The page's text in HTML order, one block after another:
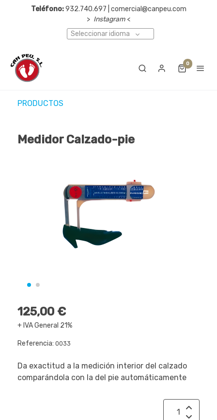
Teléfono:932.740.697 | comercial@canpeu.com
> Instagram <
Seleccionar idioma
0
PRODUCTOS
Medidor Calzado-pie
125,00 €
+ IVA General 21%
Referencia: 0033
Da exactitud a la medición interior del calzado
comparándola con la del pie automáticamente